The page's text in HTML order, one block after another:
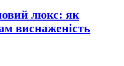
люкс: як
виснаженість